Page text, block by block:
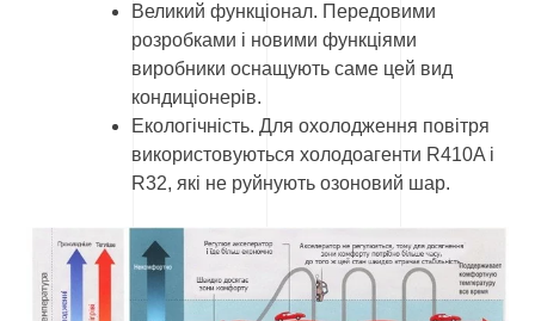
Великий функціонал. Передовими
розробками і новими функціями
виробники оснащують саме цей вид
кондиціонерів.
Екологічність. Для охолодження повітря
використовуються холодоагенти R410A і
R32, які не руйнують озоновий шар.